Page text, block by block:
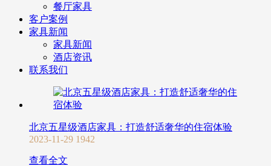
餐厅家具
客户案例
家具新闻
家具新闻
酒店资讯
联系我们
北京五星级酒店家具：打造舒适奢华的住宿体验
2023-11-29 1942
查看全文